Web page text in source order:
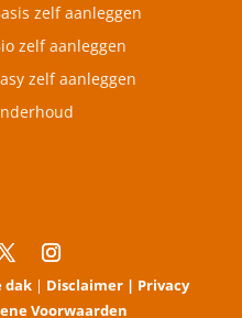
zelf aanleggen
zelf aanleggen
zelf aanleggen
dak | Disclaimer | Privacy
Voorwaarden